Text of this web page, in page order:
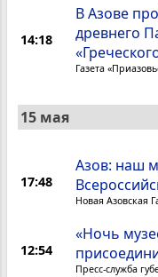
14:18
В Азове
древнего
Газета
15 мая
17:48
Азов: наш
Новая Азовская
12:54
«Ночь
Пресс-служба